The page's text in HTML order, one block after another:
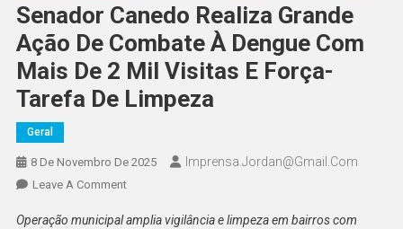
Senador Canedo Realiza Grande
Ação De Combate À Dengue Com
Mais De 2 Mil Visitas E Força-
Tarefa De Limpeza
Geral
8 De Novembro De 2025 Imprensa.jordan@gmail.com
Leave A CommentOn
Canedo
Operação municipal amplia vigilância e limpeza em bairros com